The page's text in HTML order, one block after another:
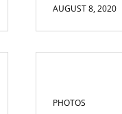
AUGUST 8, 2020
PHOTOS